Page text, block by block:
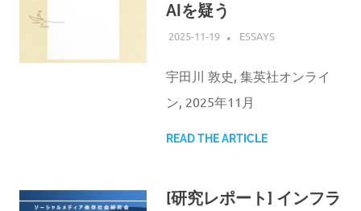
AIを疑う
2025-11-19 ATSUSHI UDAGAWA
ESSAYS
宇田川 敦史, 集英社オンライ
ン, 2025年11月
READ THE ARTICLE
[研究レポート] インフラ